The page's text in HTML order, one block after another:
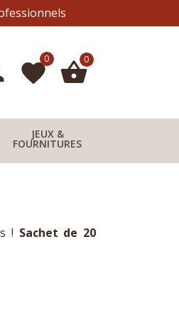
favorite
0 shopping_basket0
JEUX &
FOURNITURES
! Sachet de 20